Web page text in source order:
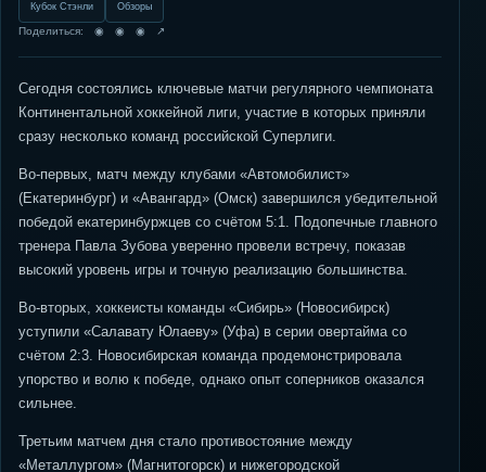
Кубок Стэнли Обзоры
Поделиться: ◉ ◉ ◉ ↗
Сегодня состоялись ключевые матчи регулярного чемпионата
Континентальной хоккейной лиги, участие в которых приняли
сразу несколько команд российской Суперлиги.
Во-первых, матч между клубами «Автомобилист»
(Екатеринбург) и «Авангард» (Омск) завершился убедительной
победой екатеринбуржцев со счётом 5:1. Подопечные главного
тренера Павла Зубова уверенно провели встречу, показав
высокий уровень игры и точную реализацию большинства.
Во-вторых, хоккеисты команды «Сибирь» (Новосибирск)
уступили «Салавату Юлаеву» (Уфа) в серии овертайма со
счётом 2:3. Новосибирская команда продемонстрировала
упорство и волю к победе, однако опыт соперников оказался
сильнее.
Третьим матчем дня стало противостояние между
«Металлургом» (Магнитогорск) и нижегородской